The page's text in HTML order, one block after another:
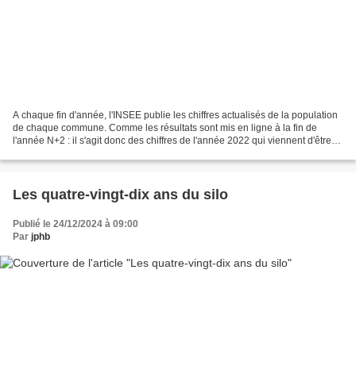
A chaque fin d'année, l'INSEE publie les chiffres actualisés de la population
de chaque commune. Comme les résultats sont mis en ligne à la fin de
l'année N+2 : il s'agit donc des chiffres de l'année 2022 qui viennent d'être
Les quatre-vingt-dix ans du silo
Publié le 24/12/2024 à 09:00
Par jphb